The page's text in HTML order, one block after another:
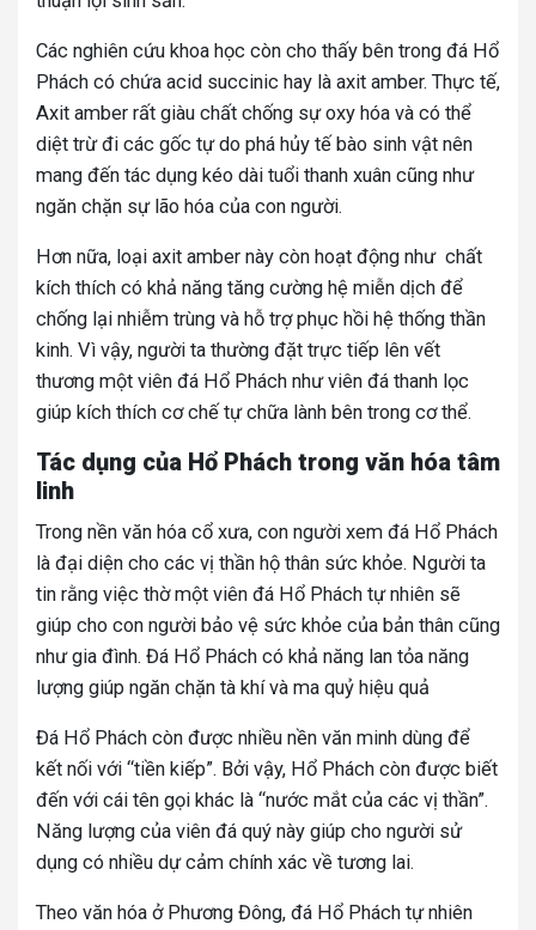
Các nghiên cứu khoa học còn cho thấy bên trong đá Hổ
Phách có chứa acid succinic hay là axit amber. Thực tế,
Axit amber rất giàu chất chống sự oxy hóa và có thể
diệt trừ đi các gốc tự do phá hủy tế bào sinh vật nên
mang đến tác dụng kéo dài tuổi thanh xuân cũng như
ngăn chặn sự lão hóa của con người.
Hơn nữa, loại axit amber này còn hoạt động như chất
kích thích có khả năng tăng cường hệ miễn dịch để
chống lại nhiễm trùng và hỗ trợ phục hồi hệ thống thần
kinh. Vì vậy, người ta thường đặt trực tiếp lên vết
thương một viên đá Hổ Phách như viên đá thanh lọc
giúp kích thích cơ chế tự chữa lành bên trong cơ thể.
Tác dụng của Hổ Phách trong văn hóa tâm
linh
Trong nền văn hóa cổ xưa, con người xem đá Hổ Phách
là đại diện cho các vị thần hộ thân sức khỏe. Người ta
tin rằng việc thờ một viên đá Hổ Phách tự nhiên sẽ
giúp cho con người bảo vệ sức khỏe của bản thân cũng
như gia đình. Đá Hổ Phách có khả năng lan tỏa năng
lượng giúp ngăn chặn tà khí và ma quỷ hiệu quả
Đá Hổ Phách còn được nhiều nền văn minh dùng để
kết nối với “tiền kiếp”. Bởi vậy, Hổ Phách còn được biết
đến với cái tên gọi khác là “nước mắt của các vị thần”.
Năng lượng của viên đá quý này giúp cho người sử
dụng có nhiều dự cảm chính xác về tương lai.
Theo văn hóa ở Phương Đông, đá Hổ Phách tự nhiên